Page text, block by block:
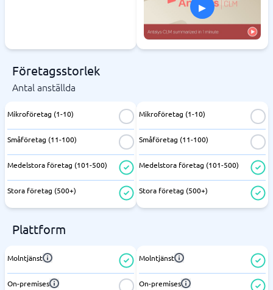
▸
Företagsstorlek
Antal anställda
Mikroföretag (1-10)
Småföretag (11-100)
Medelstora företag (101-500)
Stora företag (500+)
Mikroföretag (1-10)
Småföretag (11-100)
Medelstora företag (101-500)
Stora företag (500+)
Plattform
Molntjänst
On-premises
Molntjänst
On-premises